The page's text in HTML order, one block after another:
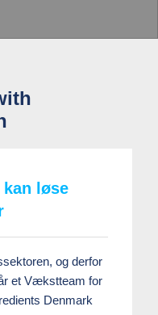
løse
og derfor
et Vækstteam for
Denmark